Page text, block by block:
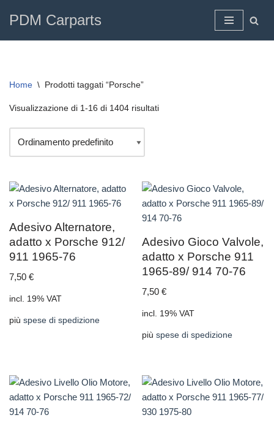
PDM Carparts
Home \ Prodotti taggati “Porsche”
Visualizzazione di 1-16 di 1404 risultati
Adesivo Alternatore,
adatto x Porsche 912/
911 1965-76
7,50 €
incl. 19% VAT
più spese di spedizione
Adesivo Gioco Valvole,
adatto x Porsche 911
1965-89/ 914 70-76
7,50€
incl. 19% VAT
piùspese di spedizione